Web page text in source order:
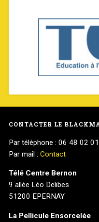
CONTACTER LE
Par téléphone : 06 48 02
Par mail : Contact
Télé Centre Bernon
9 allée Léo Delibes
51200 EPERNAY
La Pellicule Ensorcelée